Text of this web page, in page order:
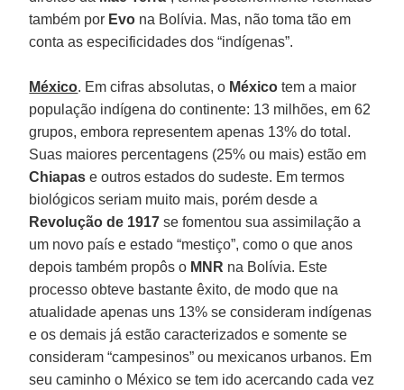
também por Evo na Bolívia. Mas, não toma tão em
conta as especificidades dos “indígenas”.
México. Em cifras absolutas, o México tem a maior
população indígena do continente: 13 milhões, em 62
grupos, embora representem apenas 13% do total.
Suas maiores percentagens (25% ou mais) estão em
Chiapas e outros estados do sudeste. Em termos
biológicos seriam muito mais, porém desde a
Revolução de 1917 se fomentou sua assimilação a
um novo país e estado “mestiço”, como o que anos
depois também propôs o MNR na Bolívia. Este
processo obteve bastante êxito, de modo que na
atualidade apenas uns 13% se consideram indígenas
e os demais já estão caracterizados e somente se
consideram “campesinos” ou mexicanos urbanos. Em
seu caminho o México se tem ido acercando cada vez